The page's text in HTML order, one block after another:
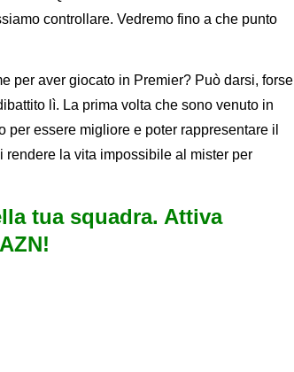
controllare. Vedremo fino a che punto
per aver giocato in Premier? Può darsi, forse
lì. La prima volta che sono venuto in
essere migliore e poter rappresentare il
rendere la vita impossibile al mister per
tua squadra. Attiva